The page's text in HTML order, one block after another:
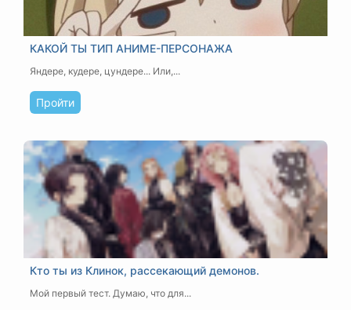
КАКОЙ ТЫ ТИП АНИМЕ-ПЕРСОНАЖА
Яндере, кудере, цундере... Или,...
Пройти
Кто ты из Клинок, рассекающий демонов.
Мой первый тест. Думаю, что для...